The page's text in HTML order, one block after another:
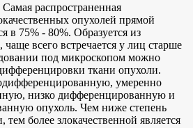
распространенная
опухолей прямой
в 75% - 80%. Образуется из
чаще всего встречается у лиц старше
под микроскопом можно
ткани опухоли.
умеренно
низко дифференцированную и
опухоль. Чем ниже степень
более злокачественной является